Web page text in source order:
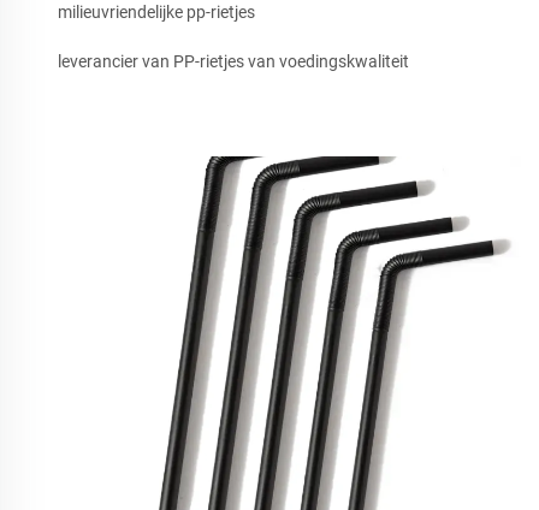
milieuvriendelijke pp-rietjes
leverancier van PP-rietjes van voedingskwaliteit